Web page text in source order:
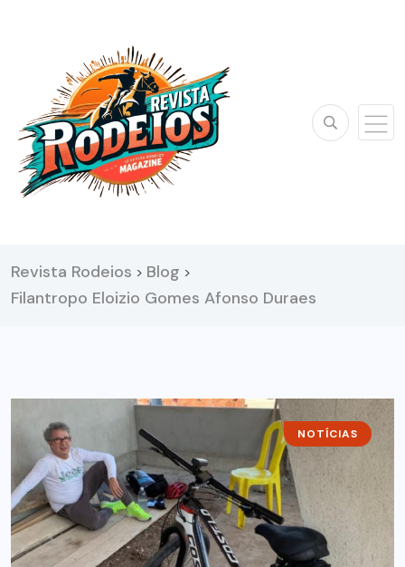
Revista Rodeios > Blog >
Filantropo Eloizio Gomes Afonso Duraes
NOTÍCIAS